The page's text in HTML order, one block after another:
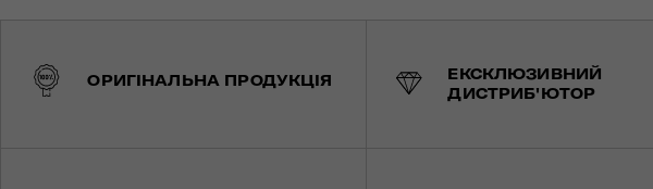
ОРИГІНАЛЬНА ПРОДУКЦІЯ
ЕКСКЛЮЗИВНИЙ
ДИСТРИБ'ЮТОР